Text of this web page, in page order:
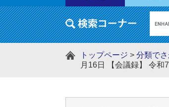
トップページ > 分類で
月16日 【会議録】 令和